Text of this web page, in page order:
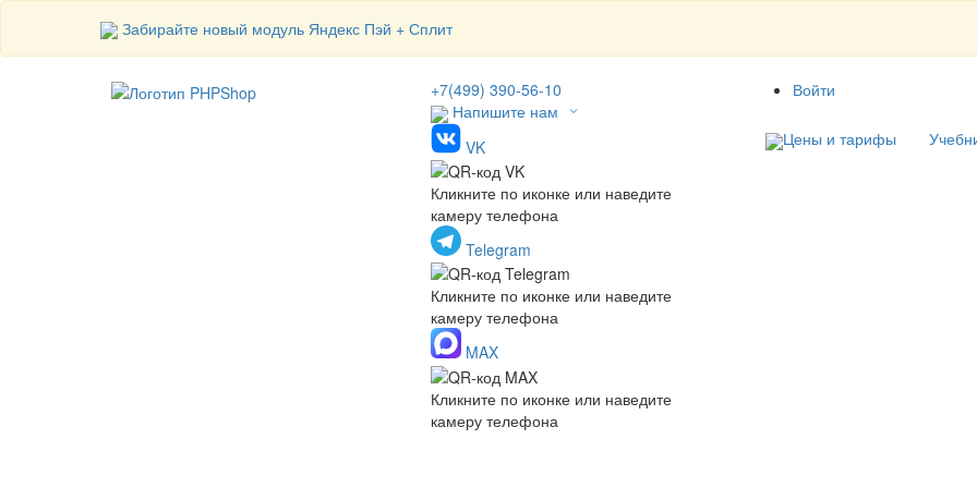
Забирайте новый модуль Яндекс Пэй + Сплит
+7(499) 390-56-10
Напишите нам
VK
Кликните по иконке или наведите
камеру телефона
Telegram
Кликните по иконке или наведите
камеру телефона
MAX
Кликните по иконке или наведите
камеру телефона
Войти
Цены и тарифы